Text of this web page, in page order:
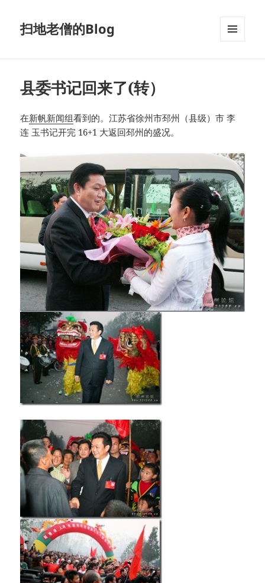
扫地老僧的Blog
县委书记回来了(转）
在新帆新闻组看到的。江苏省徐州市邳州（县级）市 李
连 玉书记开完 16+1 大返回邳州的盛况。